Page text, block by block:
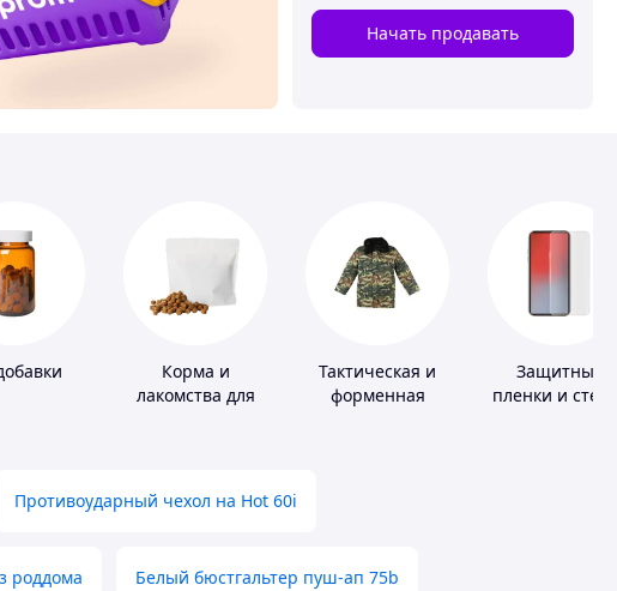
Начать продавать
Корма и
лакомства для
Тактическая и
форменная
Защитные
пленки и
Противоударный чехол на Hot 60i
роддома Белый бюстгальтер пуш-ап 75b